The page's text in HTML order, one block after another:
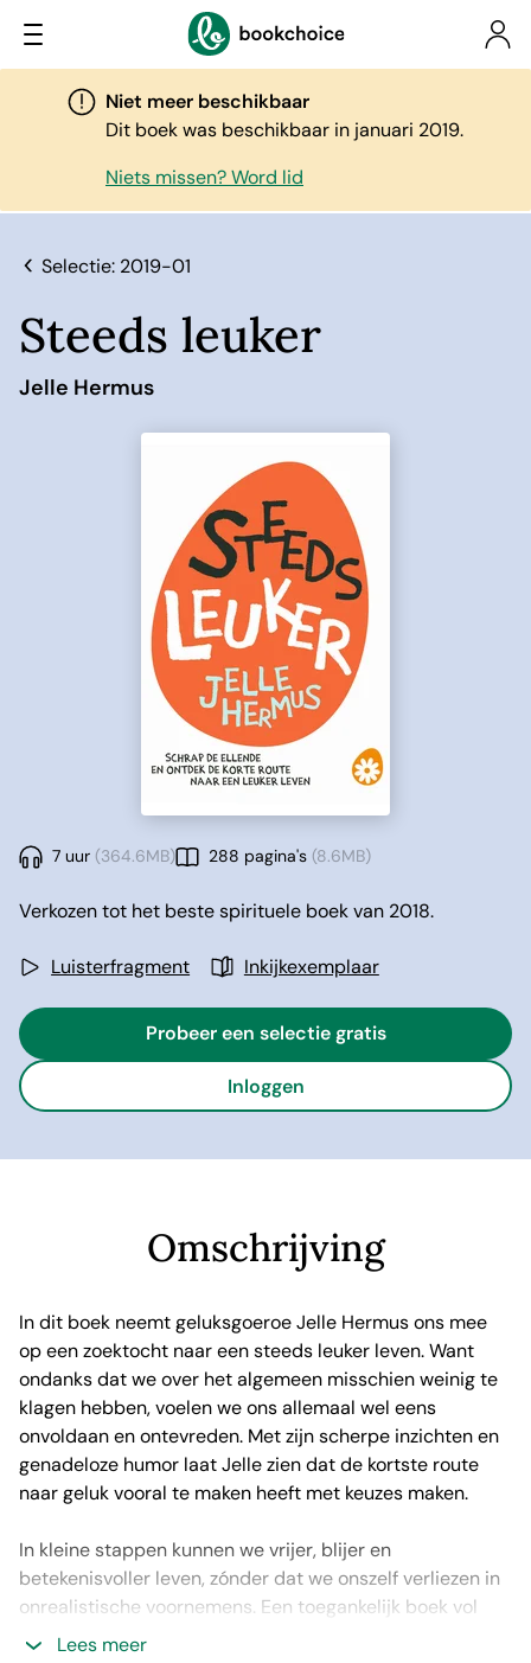
Niet meer beschikbaar
Dit boek was beschikbaar in januari 2019.
Niets missen? Word lid
Selectie: 2019-01
Steeds leuker
Jelle Hermus
7 uur (364.6MB) 288 pagina's (8.6MB)
Verkozen tot het beste spirituele boek van 2018.
Luisterfragment Inkijkexemplaar
Probeer een selectie gratis
Inloggen
Omschrijving
In dit boek neemt geluksgoeroe Jelle Hermus ons mee
op een zoektocht naar een steeds leuker leven. Want
ondanks dat we over het algemeen misschien weinig te
klagen hebben, voelen we ons allemaal wel eens
onvoldaan en ontevreden. Met zijn scherpe inzichten en
genadeloze humor laat Jelle zien dat de kortste route
naar geluk vooral te maken heeft met keuzes maken.
In kleine stappen kunnen we vrijer, blijer en
betekenisvoller leven, zónder dat we onszelf verliezen in
onrealistische voornemens. Een toegankelijk boek vol
relativering en wijsheid.
Lees meer